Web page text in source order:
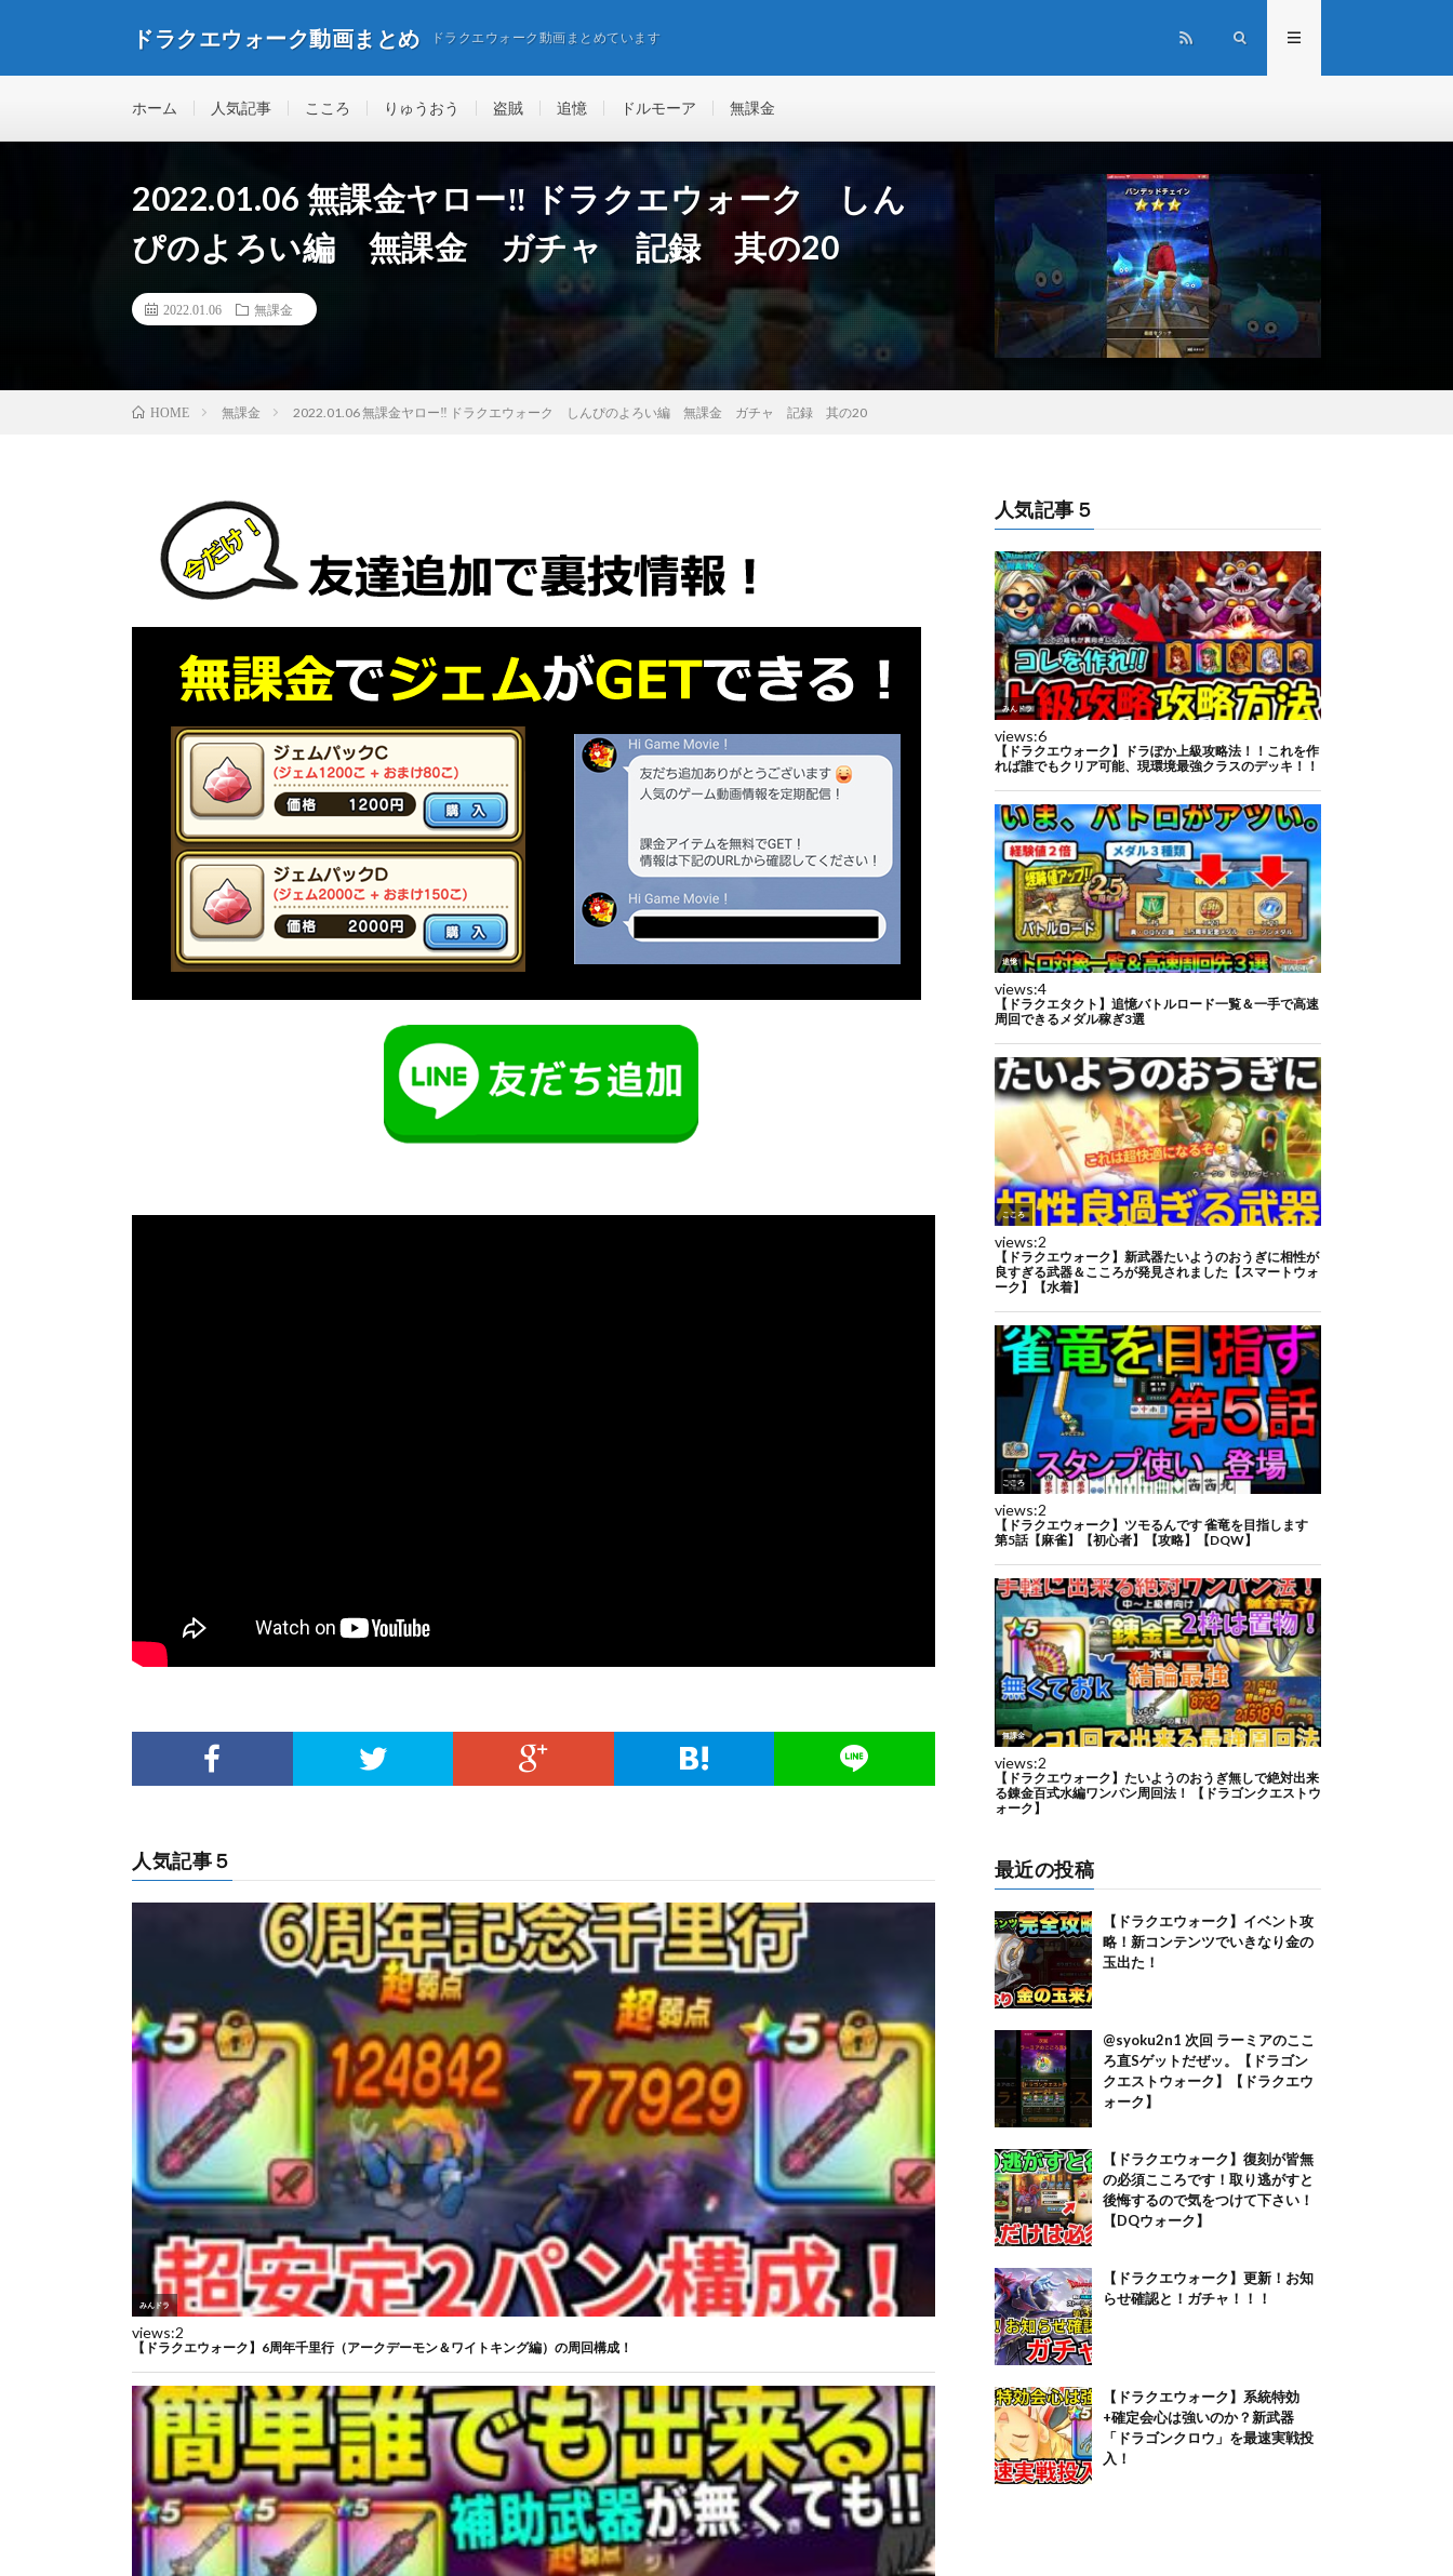
ドラクエウォーク動画まとめ ドラクエウォーク動画まとめています
ホーム 人気記事 こころ りゅうおう 盗賊 追憶 ドルモーア 無課金
2022.01.06 無課金ヤロー‼️ ドラクエウォーク しん
ぴのよろい編 無課金 ガチャ 記録 其の20
2022.01.06 無課金
HOME 無課金 2022.01.06 無課金ヤロー‼️ ドラクエウォーク しんぴのよろい編 無課金 ガチャ 記録 其の20
人気記事５
人気記事５
最近の投稿
【ドラクエウォーク】イベント攻
略！新コンテンツでいきなり金の
玉出た！
@syoku2n1 次回 ラーミアのここ
ろ直Sゲットだぜッ。【ドラゴン
クエストウォーク】【ドラクエウ
ォーク】
【ドラクエウォーク】復刻が皆無
の必須こころです！取り逃がすと
後悔するので気をつけて下さい！
【DQウォーク】
【ドラクエウォーク】更新！お知
らせ確認と！ガチャ！！！
【ドラクエウォーク】系統特効
+確定会心は強いのか？新武器
「ドラゴンクロウ」を最速実戦投
入！